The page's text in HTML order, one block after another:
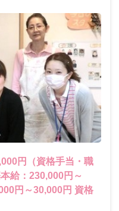
円（資格手当・職
円～30,000円 資格